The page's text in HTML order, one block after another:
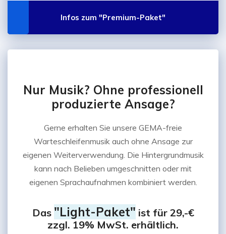
Infos zum "Premium-Paket"
Nur Musik? Ohne professionell
produzierte Ansage?
Gerne erhalten Sie unsere GEMA-freie
Warteschleifenmusik auch ohne Ansage zur
eigenen Weiterverwendung. Die Hintergrundmusik
kann nach Belieben umgeschnitten oder mit
eigenen Sprachaufnahmen kombiniert werden.
Das "Light-Paket" ist für 29,-€
zzgl. 19% MwSt. erhältlich.